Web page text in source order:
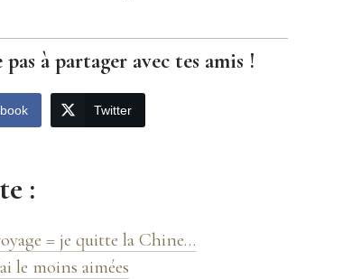
à partager avec tes amis !
Twitter
:
= je quitte la Chine…
le moins aimées